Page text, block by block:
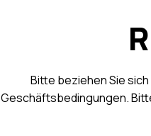
Bitte beziehen Sie
Geschäftsbedingungen.